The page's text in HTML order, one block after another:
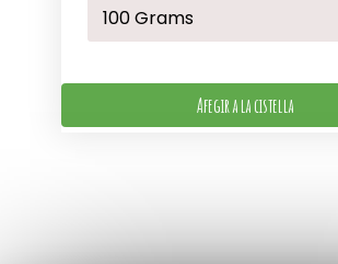
Afegir a la cistella